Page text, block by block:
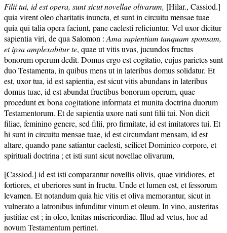
Filii tui, id est opera, sunt sicut novellae olivarum, [Hilar., Cassiod.]
quia virent oleo charitatis inuncta, et sunt in circuitu mensae tuae
quia qui talia opera faciunt, pane caelesti reficiuntur. Vel uxor dicitur
sapientia viri, de qua Salomon : Ama sapientiam tanquam sponsam,
et ipsa amplexabitur te, quae ut vitis uvas, jucundos fructus
bonorum operum dedit. Domus ergo est cogitatio, cujus parietes sunt
duo Testamenta, in quibus mens ut in lateribus domus solidatur. Et
est, uxor tua, id est sapientia, est sicut vitis abundans in lateribus
domus tuae, id est abundat fructibus bonorum operum, quae
procedunt ex bona cogitatione informata et munita doctrina duorum
Testamentorum. Et de sapientia uxore nati sunt filii tui. Non dicit
filiae, feminino genere, sed filii, pro firmitate, id est imitatores tui. Et
hi sunt in circuitu mensae tuae, id est circumdant mensam, id est
altare, quando pane satiantur caelesti, scilicet Dominico corpore, et
spirituali doctrina ; et isti sunt sicut novellae olivarum,
[Cassiod.] id est isti comparantur novellis olivis, quae viridiores, et
fortiores, et uberiores sunt in fructu. Unde et lumen est, et fessorum
levamen. Et notandum quia hic vitis et oliva memorantur, sicut in
vulnerato a latronibus infunditur vinum et oleum. In vino, austeritas
justitiae est ; in oleo, lenitas misericordiae. Illud ad vetus, hoc ad
novum Testamentum pertinet.